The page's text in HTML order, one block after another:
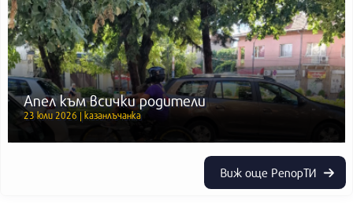
Апел към всички родители
23 юли 2026 | казанлъчанка
Виж още РепорТИ